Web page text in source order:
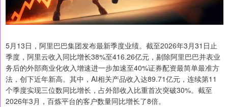
5月13日，阿里巴巴集团发布最新季度业绩。截至2026年3月31日止
季度，阿里云收入同比增长38%至416.26亿元，剔除阿里巴巴并表业
务后的外部商业化收入增速进一步加速至40%证券配资最简单最准方
法，创下近年新高。其中，AI相关产品收入达89.71亿元，连续第11
个季度实现三位数同比增长，占外部收入比重首次突破30%。截至
2026年3月，百炼平台的客户数量同比增长了8倍。